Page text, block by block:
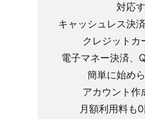
対応
キャッシュレス決
クレジットカ
電子マネー決済、​
簡単に​始めら
アカウント作
月額利用料も​